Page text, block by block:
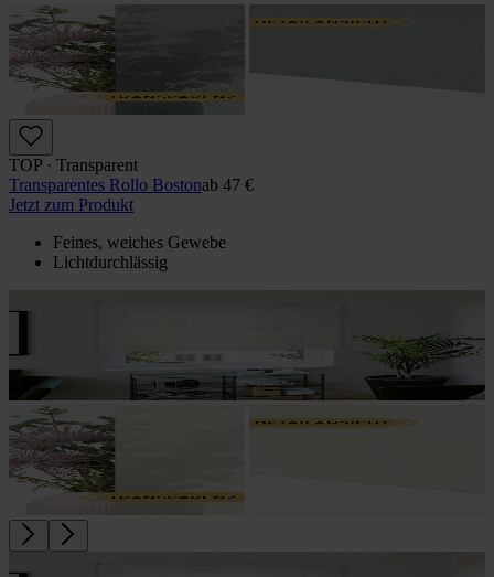
TOP · Transparent
Transparentes Rollo Bostonab 47 €
Jetzt zum Produkt
Feines, weiches Gewebe
Lichtdurchlässig